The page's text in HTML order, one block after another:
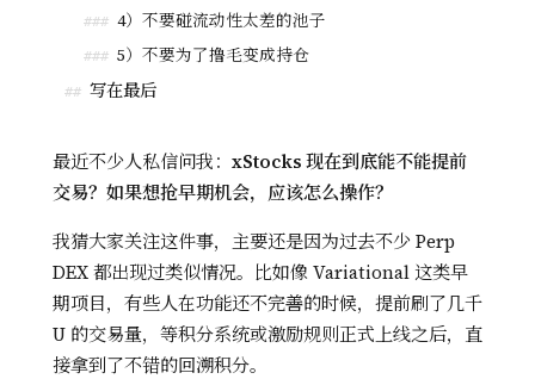
最近不少人私信问我： xStocks 现在到底能不能提前
交易？如果想抢早期机会，应该怎么操作？
我猜大家关注这件事，主要还是因为过去不少 Perp
DEX 都出现过类似情况。比如像 Variational 这类早
期项目，有些人在功能还不完善的时候，提前刷了几千
U 的交易量，等积分系统或激励规则正式上线之后，直
接拿到了不错的回溯积分。
### 4）不要碰流动性太差的池子
### 5）不要为了撸毛变成持仓
## 写在最后